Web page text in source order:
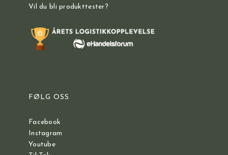
Vil du bli produkttester?
FØLG OSS
Facebook
Instagram
Youtube